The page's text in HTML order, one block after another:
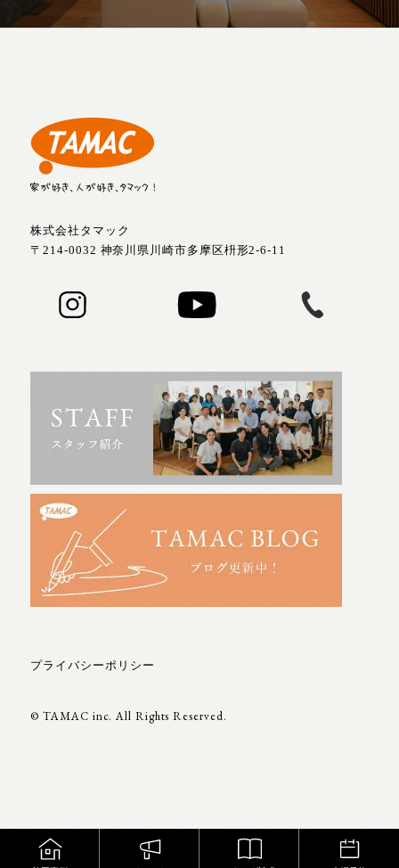
株式会社タマック
〒214-0032 神奈川県川崎市多摩区枡形2-6-11
プライバシーポリシー
© TAMAC inc. All Rights Reserved.